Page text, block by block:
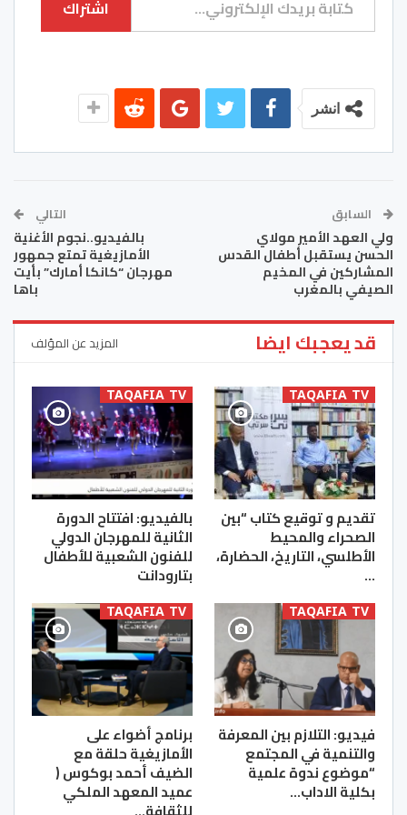
اشتراك
انشر
السابق
ولي العهد الأمير مولاي
الحسن يستقبل أطفال القدس
المشاركين في المخيم
الصيفي بالمغرب
التالي
بالفيديو..نجوم الأغنية
الأمازيغية تمتع جمهور
مهرجان “كانكا أمارك” بأيت
باها
قد يعجبك ايضا المزيد عن المؤلف
TAQAFIA TV
تقديم و توقيع كتاب “بين
الصحراء والمحيط
الأطلسي، التاريخ، الحضارة،
…
TAQAFIA TV
بالفيديو: افتتاح الدورة
الثانية للمهرجان الدولي
للفنون الشعبية للأطفال
بتارودانت
TAQAFIA TV
فيديو: التلازم بين المعرفة
والتنمية في المجتمع
“موضوع ندوة علمية
بكلية الاداب…
TAQAFIA TV
برنامج أضواء على
الأمازيغية حلقة مع
الضيف أحمد بوكوس (
عميد المعهد الملكي